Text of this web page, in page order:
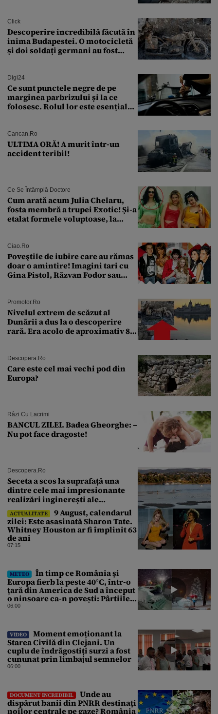
Click
Descoperire incredibilă făcută în
inima Budapestei. O motocicletă
și doi soldați germani au fost
Digi24
Ce sunt punctele negre de pe
marginea parbrizului și la ce
folosesc. Rolul lor este esențial
Cancan.ro
ULTIMA ORĂ! A murit într-un
accident teribil!
Ce Se Întâmplă Doctore
Cum arată acum Julia Chelaru,
fosta membră a trupei Exotic! Și-a
etalat formele voluptoase, la
Ciao.ro
Poveştile de iubire care au rămas
doar o amintire! Imagini tari cu
Gina Pistol, Răzvan Fodor sau
Promotor.ro
Nivelul extrem de scăzut al
Dunării a dus la o descoperire
rară. Era acolo de aproximativ 80
Descopera.ro
Care este cel mai vechi pod din
Europa?
Râzi Cu Lacrimi
BANCUL ZILEI. Badea Gheorghe: –
Nu pot face dragoste!
Descopera.ro
Seceta a scos la suprafață una
dintre cele mai impresionante
realizări inginerești ale
Imperiului Roman
ACTUALITATE
9 August, calendarul
zilei: Este asasinată Sharon Tate.
Whitney Houston ar fi împlinit 63
de ani
07:15
METEO
În timp ce România și
Europa fierb la peste 40°C, într-o
țară din America de Sud a început
o ninsoare ca-n povești: Pârtiile
s-au umplut de schiori
06:00
VIDEO
Moment emoționant la
Starea Civilă din Clejani. Un
cuplu de îndrăgostiți surzi a fost
cununat prin limbajul semnelor
06:00
DOCUMENT INCREDIBIL
Unde au
dispărut banii din PNRR destinați
noilor centrale pe gaze? România